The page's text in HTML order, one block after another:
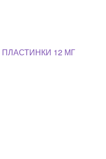
ПЛАСТИНКИ 12 МГ